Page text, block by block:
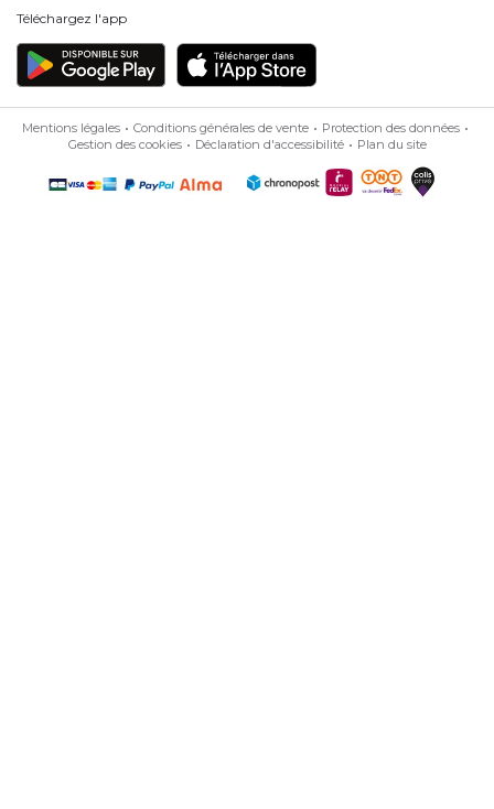
Téléchargez l'app
Mentions légales Conditions générales de vente
Protection des données
Gestion des cookies
Déclaration d'accessibilité Plan du site